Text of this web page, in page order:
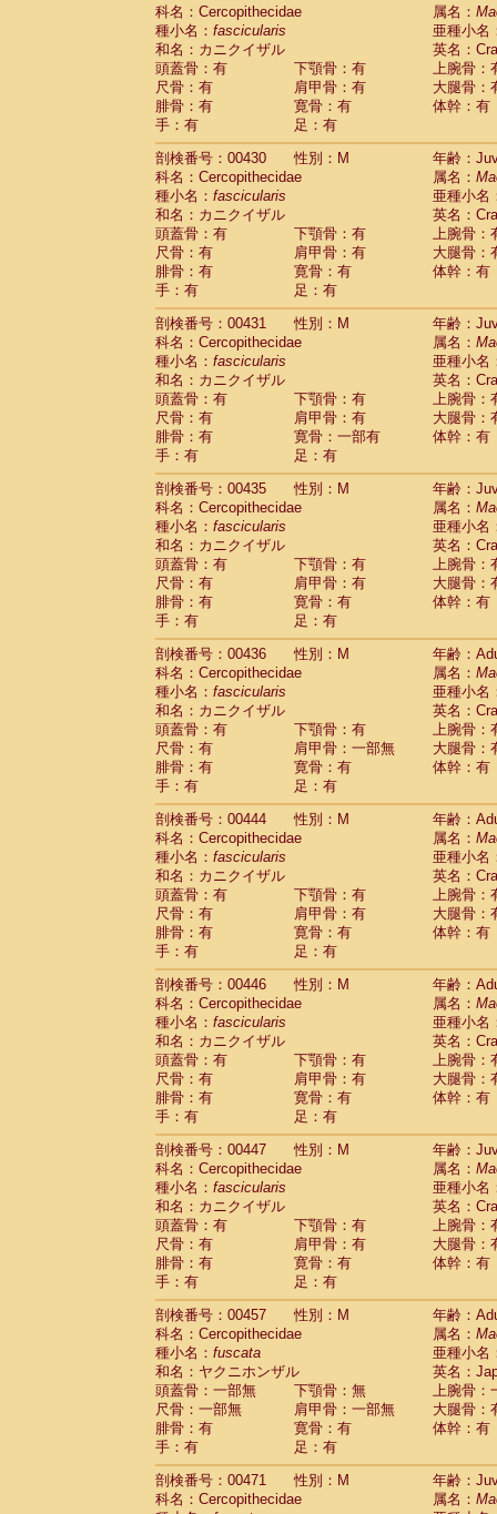
科名：Cercopithecidae
属名：
種小名： fascicularis
亜種小名
和名：カニクイザル
英名：
頭蓋骨：有
下顎骨：有
上腕骨：
尺骨：有
肩甲骨：有
大腿骨：
腓骨：有
寛骨：有
体幹：有
手：有
足：有
剖検番号：00430
性別：M
年齢：
科名：Cercopithecidae
属名：
種小名： fascicularis
亜種小名
和名：カニクイザル
英名：
頭蓋骨：有
下顎骨：有
上腕骨：
尺骨：有
肩甲骨：有
大腿骨：
腓骨：有
寛骨：有
体幹：有
手：有
足：有
剖検番号：00431
性別：M
年齢：
科名：Cercopithecidae
属名：
種小名： fascicularis
亜種小名
和名：カニクイザル
英名：
頭蓋骨：有
下顎骨：有
上腕骨：
尺骨：有
肩甲骨：有
大腿骨：
腓骨：有
寛骨：一部有
体幹：有
手：有
足：有
剖検番号：00435
性別：M
年齢：
科名：Cercopithecidae
属名：
種小名： fascicularis
亜種小名
和名：カニクイザル
英名：
頭蓋骨：有
下顎骨：有
上腕骨：
尺骨：有
肩甲骨：有
大腿骨：
腓骨：有
寛骨：有
体幹：有
手：有
足：有
剖検番号：00436
性別：M
年齢：
科名：Cercopithecidae
属名：
種小名： fascicularis
亜種小名
和名：カニクイザル
英名：
頭蓋骨：有
下顎骨：有
上腕骨：
尺骨：有
肩甲骨：一部無
大腿骨：
腓骨：有
寛骨：有
体幹：有
手：有
足：有
剖検番号：00444
性別：M
年齢：
科名：Cercopithecidae
属名：
種小名： fascicularis
亜種小名
和名：カニクイザル
英名：
頭蓋骨：有
下顎骨：有
上腕骨：
尺骨：有
肩甲骨：有
大腿骨：
腓骨：有
寛骨：有
体幹：有
手：有
足：有
剖検番号：00446
性別：M
年齢：
科名：Cercopithecidae
属名：
種小名： fascicularis
亜種小名
和名：カニクイザル
英名：
頭蓋骨：有
下顎骨：有
上腕骨：
尺骨：有
肩甲骨：有
大腿骨：
腓骨：有
寛骨：有
体幹：有
手：有
足：有
剖検番号：00447
性別：M
年齢：
科名：Cercopithecidae
属名：
種小名： fascicularis
亜種小名
和名：カニクイザル
英名：
頭蓋骨：有
下顎骨：有
上腕骨：
尺骨：有
肩甲骨：有
大腿骨：
腓骨：有
寛骨：有
体幹：有
手：有
足：有
剖検番号：00457
性別：M
年齢：
科名：Cercopithecidae
属名：
種小名： fuscata
亜種小名
和名：ヤクニホンザル
英名：
頭蓋骨：一部無
下顎骨：無
上腕骨：
尺骨：一部無
肩甲骨：一部無
大腿骨：
腓骨：有
寛骨：有
体幹：有
手：有
足：有
剖検番号：00471
性別：M
年齢：
科名：Cercopithecidae
属名：